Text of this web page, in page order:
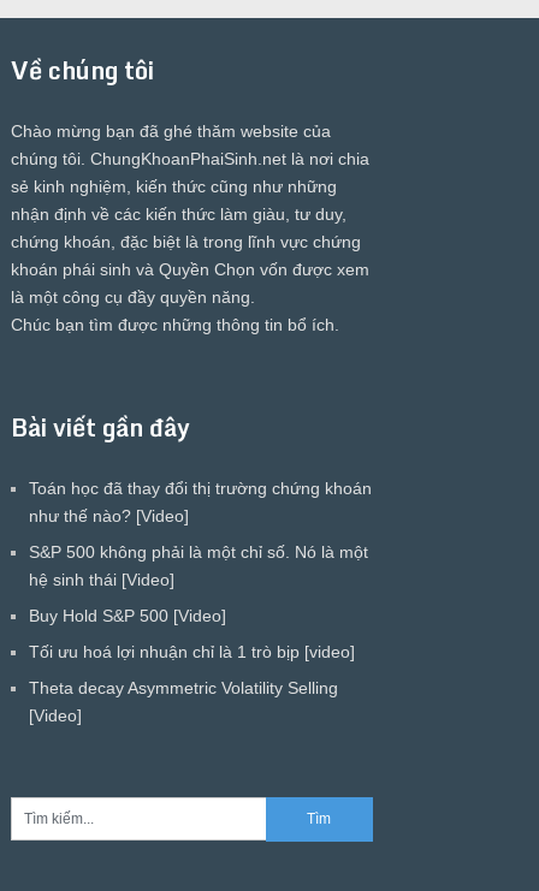
Về chúng tôi
Chào mừng bạn đã ghé thăm website của
chúng tôi. ChungKhoanPhaiSinh.netlà nơi chia
sẻ kinh nghiệm, kiến thức cũng như những
nhận định về các kiến thức làm giàu, tư duy,
chứng khoán, đặc biệt là trong lĩnh vực chứng
khoán phái sinh và Quyền Chọn vốn được xem
là một công cụ đầy quyền năng.
Chúc bạn tìm được những thông tin bổ ích.
Bài viết gần đây
Toán học đã thay đổi thị trường chứng khoán
như thế nào? [Video]
S&P 500 không phải là một chỉ số. Nó là một
hệ sinh thái [Video]
Buy Hold S&P 500 [Video]
Tối ưu hoá lợi nhuận chỉ là 1 trò bịp [video]
Theta decay Asymmetric Volatility Selling
[Video]